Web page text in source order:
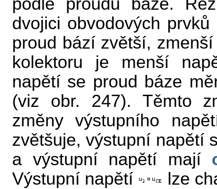
dvojici obvodových
proud bází zvětší,
kolektoru je menší
napětí se proud báze
(viz obr. 247). Těmto
změny výstupního
zvětšuje, výstupní napětí
a výstupní napětí mají
Výstupní napětí
lze